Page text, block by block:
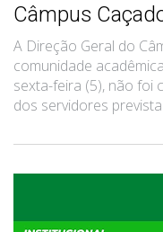
Câmpus
A Direção Geral do
comunidade
sexta-feira (5), não foi
dos servidores